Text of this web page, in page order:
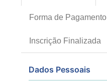
Forma de Pagamento
Inscrição Finalizada
Dados Pessoais